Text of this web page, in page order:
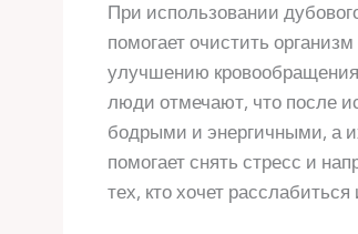
При использовании
помогает очистить
улучшению
люди отмечают, что после
бодрыми и энергичными, а
помогает снять стресс и
тех, кто хочет расслабиться